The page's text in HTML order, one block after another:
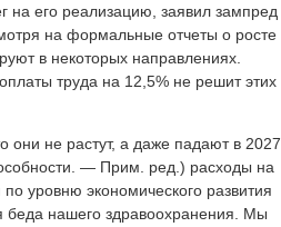
на его реализацию, заявил зампред
на формальные отчеты о росте
в некоторых направлениях.
труда на 12,5% не решит этих
они не растут, а даже падают в 2027
— Прим. ред.) расходы на
уровню экономического развития
беда нашего здравоохранения. Мы